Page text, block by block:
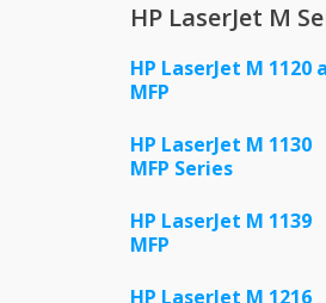
HP LaserJet M
HP LaserJet M 1120 a
MFP
HP LaserJet M 1130
MFP Series
HP LaserJet M 1139
MFP
HP LaserJet M 1216